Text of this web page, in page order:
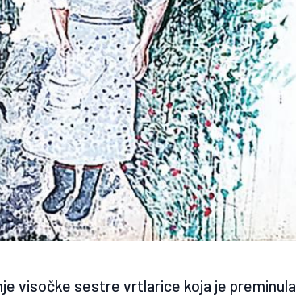
visočke sestre vrtlarice koja je preminula